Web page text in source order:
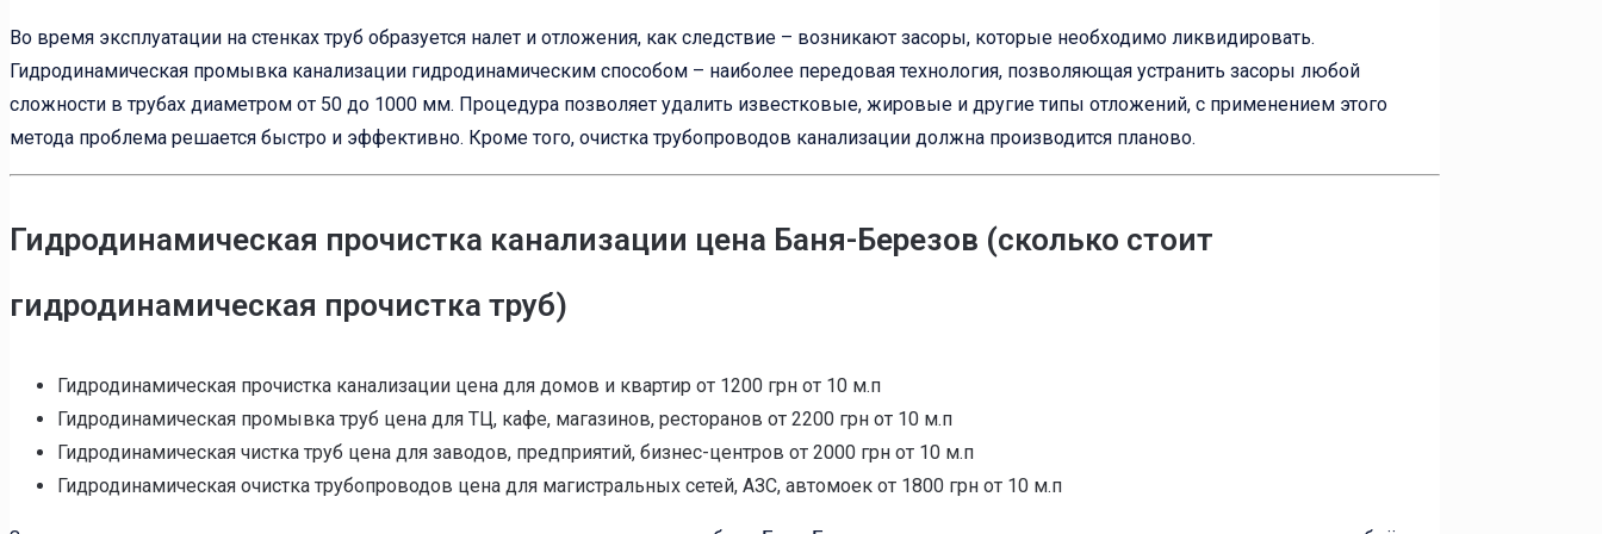
Во время эксплуатации на стенках труб образуется налет и отложения, как следствие – возникают засоры, которые необходимо ликвидировать.
Гидродинамическая промывка канализации гидродинамическим способом – наиболее передовая технология, позволяющая устранить засоры любой
сложности в трубах диаметром от 50 до 1000 мм. Процедура позволяет удалить известковые, жировые и другие типы отложений, с применением этого
метода проблема решается быстро и эффективно. Кроме того, очистка трубопроводов канализации должна производится планово.
Гидродинамическая прочистка канализации цена Баня-Березов (сколько стоит
гидродинамическая прочистка труб)
Гидродинамическая прочистка канализации цена для домов и квартир от 1200 грн от 10 м.п
Гидродинамическая промывка труб цена для ТЦ, кафе, магазинов, ресторанов от 2200 грн от 10 м.п
Гидродинамическая чистка труб цена для заводов, предприятий, бизнес-центров от 2000 грн от 10 м.п
Гидродинамическая очистка трубопроводов цена для магистральных сетей, АЗС, автомоек от 1800 грн от 10 м.п